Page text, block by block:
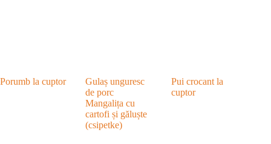
Porumb la cuptor
Gulaș unguresc
de porc
Mangalița cu
cartofi și găluște
(csipetke)
Pui crocant la
cuptor